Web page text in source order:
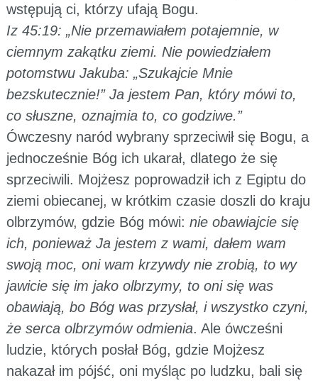
wstępują ci, którzy ufają Bogu.
Iz 45:19: „Nie przemawiałem potajemnie, w
ciemnym zakątku ziemi. Nie powiedziałem
potomstwu Jakuba: „Szukajcie Mnie
bezskutecznie!” Ja jestem Pan, który mówi to,
co słuszne, oznajmia to, co godziwe.”
Ówczesny naród wybrany sprzeciwił się Bogu, a
jednocześnie Bóg ich ukarał, dlatego że się
sprzeciwili. Mojżesz poprowadził ich z Egiptu do
ziemi obiecanej, w krótkim czasie doszli do kraju
olbrzymów, gdzie Bóg mówi: nie obawiajcie się
ich, ponieważ Ja jestem z wami, dałem wam
swoją moc, oni wam krzywdy nie zrobią, to wy
jawicie się im jako olbrzymy, to oni się was
obawiają, bo Bóg was przysłał, i wszystko czyni,
że serca olbrzymów odmienia. Ale ówcześni
ludzie, których posłał Bóg, gdzie Mojżesz
nakazał im pójść, oni myśląc po ludzku, bali się